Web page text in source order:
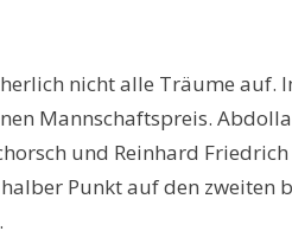
nicht alle Träume auf.
Mannschaftspreis.
und Reinhard
Punkt auf den zweiten